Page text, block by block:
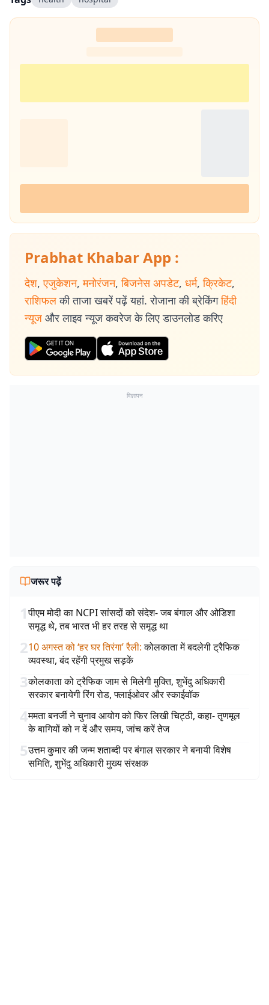
Prabhat Khabar App :
देश, एजुकेशन, मनोरंजन, बिजनेस अपडेट, धर्म, क्रिकेट,
राशिफल की ताजा खबरें पढ़ें यहां. रोजाना की ब्रेकिंग हिंदी
न्यूज और लाइव न्यूज कवरेज के लिए डाउनलोड करिए
विज्ञापन
जरूर पढ़ें
1पीएम मोदी का NCPI सांसदों को संदेश- जब बंगाल और ओडिशा
समृद्ध थे, तब भारत भी हर तरह से समृद्ध था
210 अगस्त को ‘हर घर तिरंगा’ रैली: कोलकाता में बदलेगी ट्रैफिक
व्यवस्था, बंद रहेंगी प्रमुख सड़कें
3कोलकाता को ट्रैफिक जाम से मिलेगी मुक्ति, शुभेंदु अधिकारी
सरकार बनायेगी रिंग रोड, फ्लाईओवर और स्काईवॉक
4ममता बनर्जी ने चुनाव आयोग को फिर लिखी चिट्ठी, कहा- तृणमूल
के बागियों को न दें और समय, जांच करें तेज
5उत्तम कुमार की जन्म शताब्दी पर बंगाल सरकार ने बनायी विशेष
समिति, शुभेंदु अधिकारी मुख्य संरक्षक